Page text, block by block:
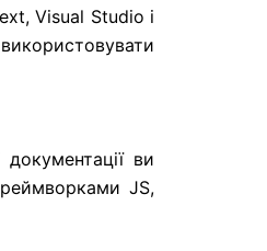
Visual Studio і
ви
JS,